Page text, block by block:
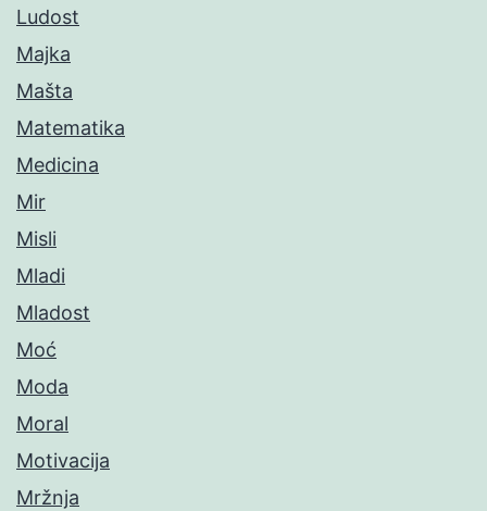
Ludost
Majka
Mašta
Matematika
Medicina
Mir
Misli
Mladi
Mladost
Moć
Moda
Moral
Motivacija
Mržnja